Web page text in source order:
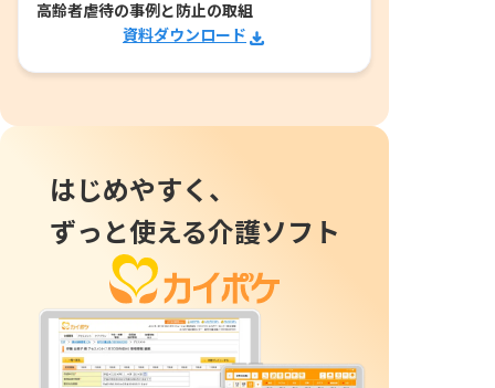
高齢者虐待の事例と防止の取組
資料ダウンロード
はじめやすく、
ずっと使える介護ソフト